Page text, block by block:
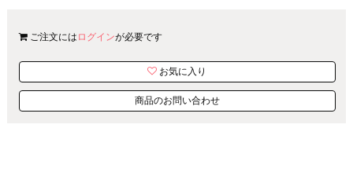
ご注文には ログインが必要です
お気に入り
商品のお問い合わせ